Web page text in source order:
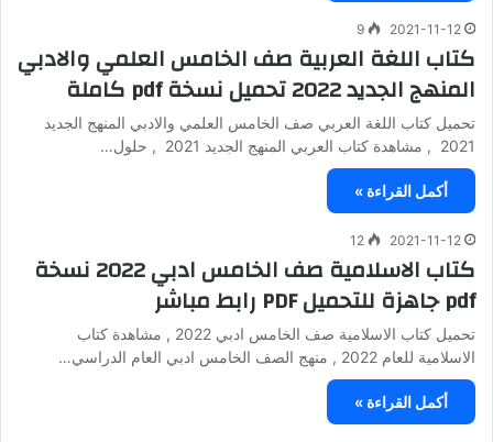
2021-11-12
9
كتاب اللغة العربية صف الخامس العلمي والادبي
المنهج الجديد 2022 تحميل نسخة pdf كاملة
تحميل كتاب اللغة العربي صف الخامس العلمي والادبي المنهج الجديد
2021 , مشاهدة كتاب العربي المنهج الجديد 2021 , حلول…
أكمل القراءة »
2021-11-12
12
كتاب الاسلامية صف الخامس ادبي 2022 نسخة
pdf جاهزة للتحميل PDF رابط مباشر
تحميل كتاب الاسلامية صف الخامس ادبي 2022 , مشاهدة كتاب
الاسلامية للعام 2022 , منهج الصف الخامس ادبي العام الدراسي…
أكمل القراءة »